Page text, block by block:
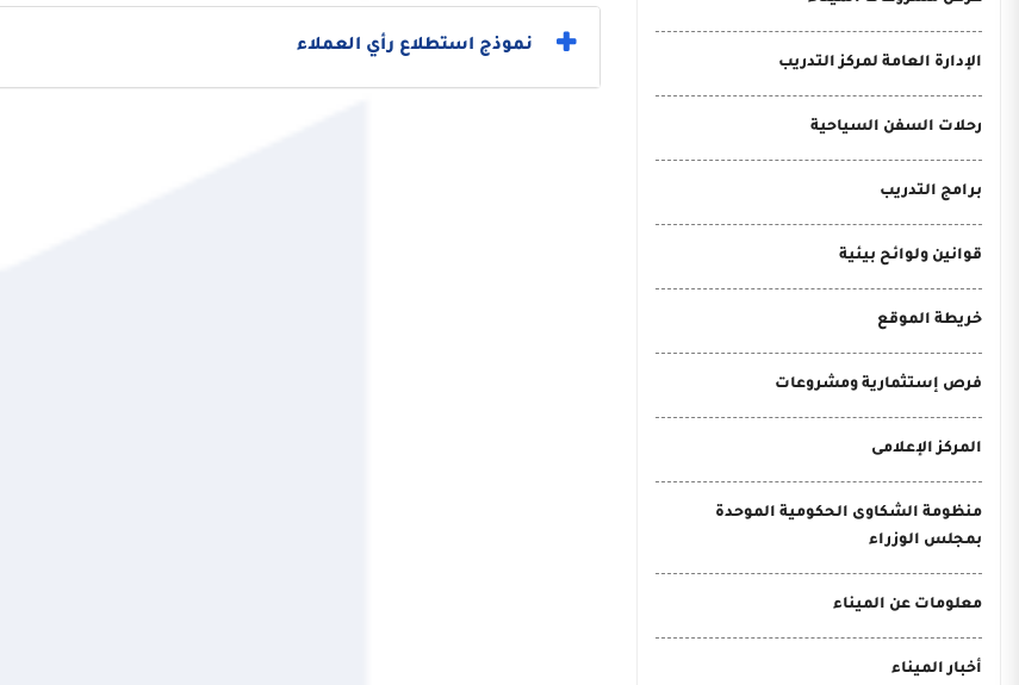
الإدارة العامة لمركز التدريب
رحلات السفن السياحية
برامج التدريب
قوانين ولوائح بيئية
خريطة الموقع
فرص إستثمارية ومشروعات
المركز الإعلامى
منظومة الشكاوى الحكومية الموحدة
بمجلس الوزراء
معلومات عن الميناء
أخبار الميناء
نموذج استطلاع رأي العملاء